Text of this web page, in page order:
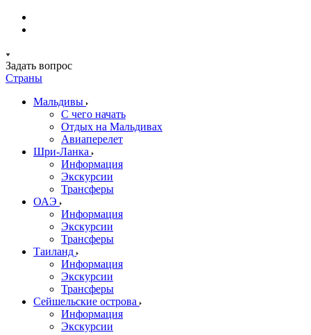
Задать вопрос
Страны
Мальдивы
С чего начать
Отдых на Мальдивах
Авиаперелет
Шри-Ланка
Информация
Экскурсии
Трансферы
ОАЭ
Информация
Экскурсии
Трансферы
Таиланд
Информация
Экскурсии
Трансферы
Сейшельские острова
Информация
Экскурсии